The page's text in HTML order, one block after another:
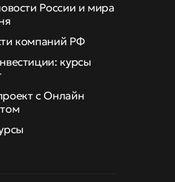
России и мира
компаний РФ
курсы
с Онлайн